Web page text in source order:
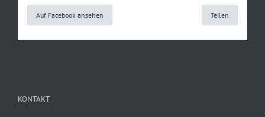
Auf Facebook ansehen Teilen
KONTAKT